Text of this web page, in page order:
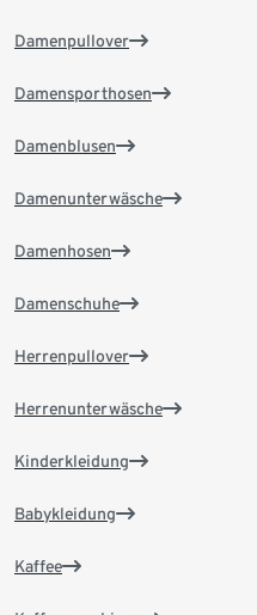
Damenpullover
Damensporthosen
Damenblusen
Damenunterwäsche
Damenhosen
Damenschuhe
Herrenpullover
Herrenunterwäsche
Kinderkleidung
Babykleidung
Kaffee